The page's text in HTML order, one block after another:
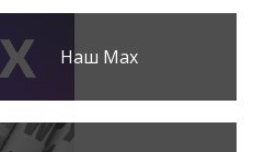
Наш Max